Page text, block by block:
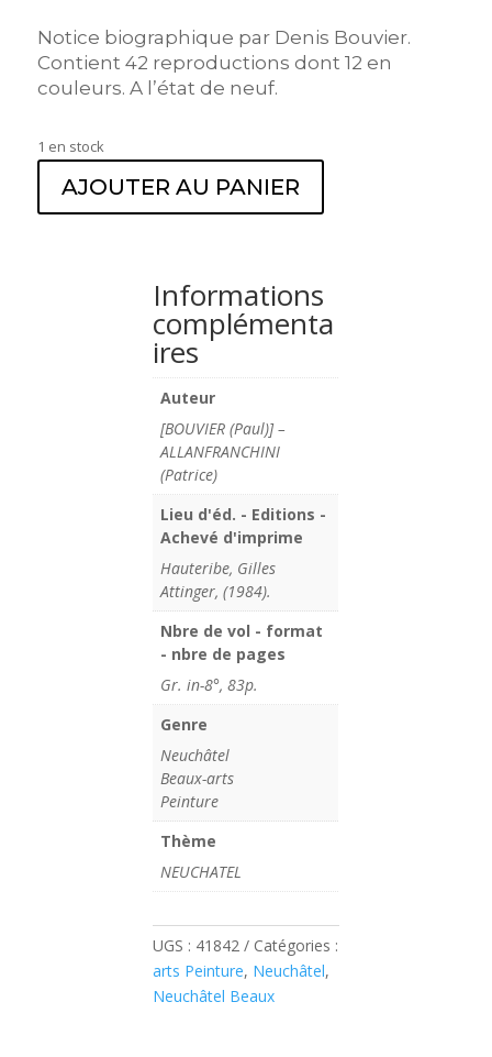
Notice biographique par Denis Bouvier.
Contient 42 reproductions dont 12 en
couleurs. A l’état de neuf.
1 en stock
AJOUTER AU PANIER
Informations
complémenta
ires
Auteur
[BOUVIER (Paul)] –
ALLANFRANCHINI
(Patrice)
Lieu d'éd. - Editions -
Achevé d'imprime
Hauteribe, Gilles
Attinger, (1984).
Nbre de vol - format
- nbre de pages
Gr. in-8°, 83p.
Genre
Neuchâtel
Beaux-arts
Peinture
Thème
NEUCHATEL
UGS : 41842
Catégories :
arts Peinture, Neuchâtel,
Neuchâtel Beaux